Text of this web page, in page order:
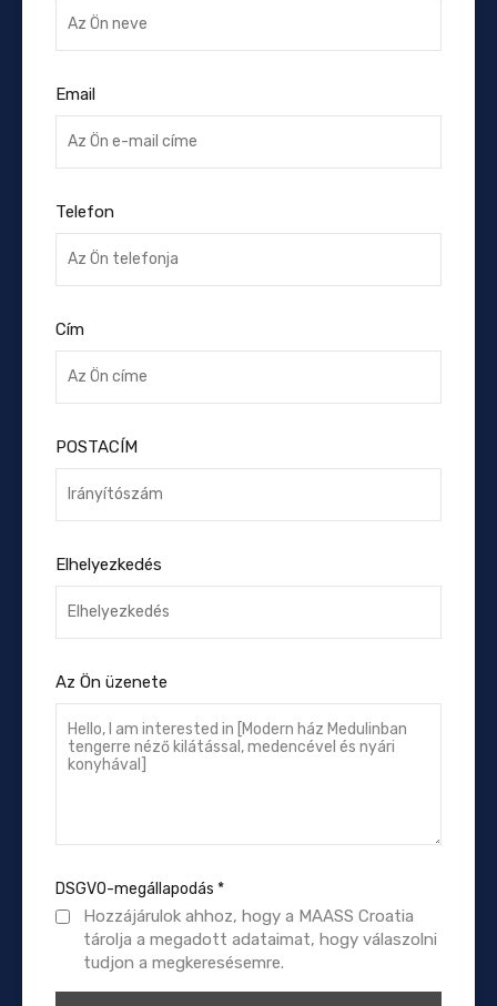
Email
Telefon
Cím
POSTACÍM
Elhelyezkedés
Az Ön üzenete
DSGVO-megállapodás *
Hozzájárulok ahhoz, hogy a MAASS Croatia
tárolja a megadott adataimat, hogy válaszolni
tudjon a megkeresésemre.